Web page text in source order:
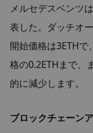
メルセデスベンツ
表した。ダッチオ
開始価格は3ETHで
格の0.2ETHまで、
的に減少します。
ブロックチェーン